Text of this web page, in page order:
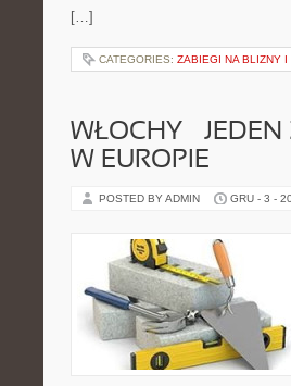
[…]
CATEGORIES: ZABIEGI NA BLIZNY I
WŁOCHY –
W EUROPIE
POSTED BY ADMIN GRU - 3 -